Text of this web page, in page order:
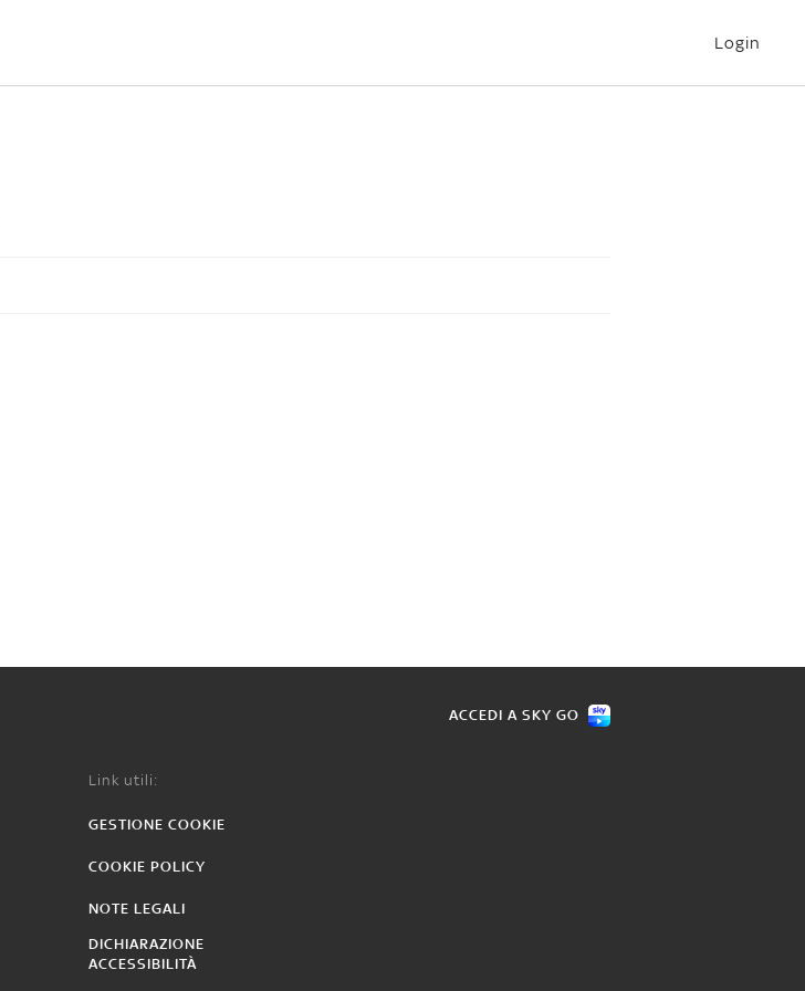
Login
ACCEDI A SKY GO
Link utili:
GESTIONE COOKIE
COOKIE POLICY
NOTE LEGALI
DICHIARAZIONE
ACCESSIBILITÀ